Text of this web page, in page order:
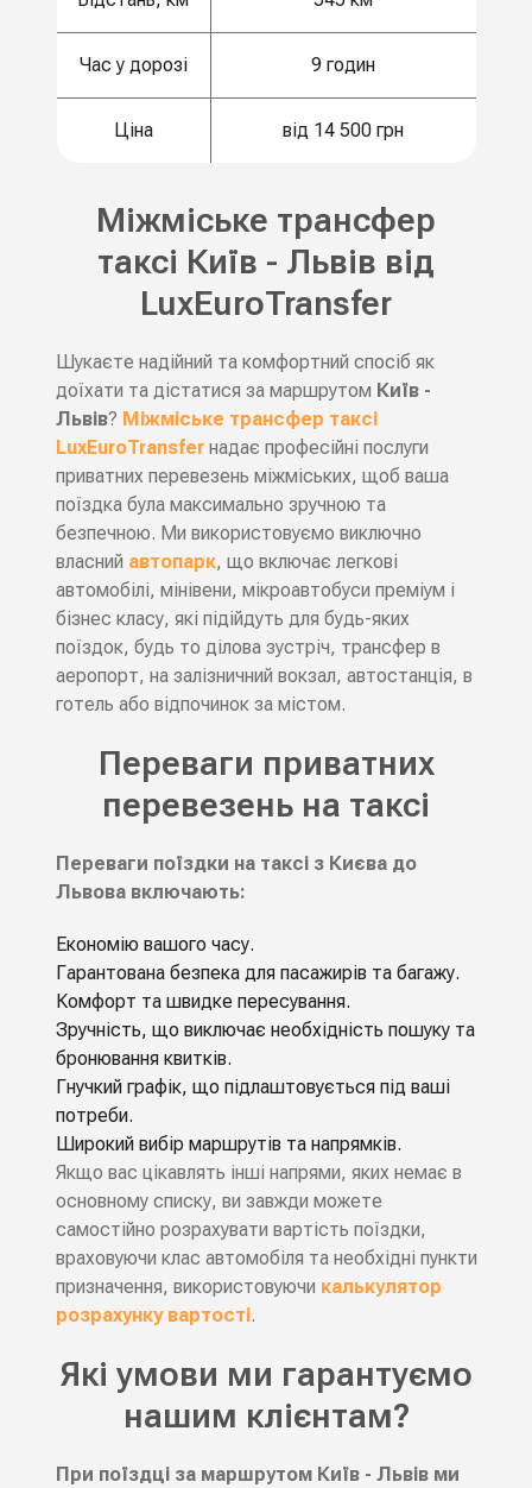
Час у дорозі 9 годин
Ціна від 14 500 грн
Міжміське трансфер
таксі Київ - Львів від
LuxEuroTransfer
Шукаєте надійний та комфортний спосіб як
доїхати та дістатися за маршрутом Київ -
Львів? Міжміське трансфер таксі
LuxEuroTransferнадає професійні послуги
приватних перевезень міжміських, щоб ваша
поїздка була максимально зручною та
безпечною. Ми використовуємо виключно
власний автопарк, що включає легкові
автомобілі, мінівени, мікроавтобуси преміум і
бізнес класу, які підійдуть для будь-яких
поїздок, будь то ділова зустріч, трансфер в
аеропорт, на залізничний вокзал, автостанція, в
готель або відпочинок за містом.
Переваги приватних
перевезень на таксі
Переваги поїздки на таксі з Києва до
Львова включають:
Економію вашого часу.
Гарантована безпека для пасажирів та багажу.
Комфорт та швидке пересування.
Зручність, що виключає необхідність пошуку та
бронювання квитків.
Гнучкий графік, що підлаштовується під ваші
потреби.
Широкий вибір маршрутів та напрямків.
Якщо вас цікавлять інші напрями, яких немає в
основному списку, ви завжди можете
самостійно розрахувати вартість поїздки,
враховуючи клас автомобіля та необхідні пункти
призначення, використовуючи калькулятор
розрахунку вартості.
Які умови ми гарантуємо
нашим клієнтам?
При поїздці за маршрутом Київ - Львів ми